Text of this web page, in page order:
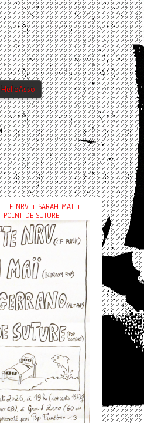
NRV + SARAH-MAÏ +
DE SUTURE